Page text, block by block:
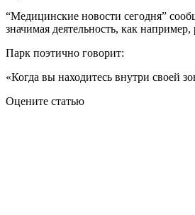
“Медицинские новости сегодня”
значимая деятельность, как
Парк поэтично говорит:
«Когда вы находитесь внутри своей
Оцените статью